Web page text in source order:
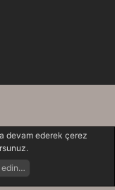
devam ederek çerez
edin…